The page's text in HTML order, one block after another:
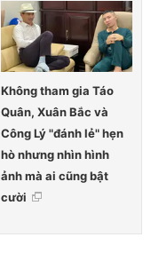
Không tham gia Táo
Quân, Xuân Bắc và
Công Lý "đánh lẻ" hẹn
hò nhưng nhìn hình
ảnh mà ai cũng bật
cười